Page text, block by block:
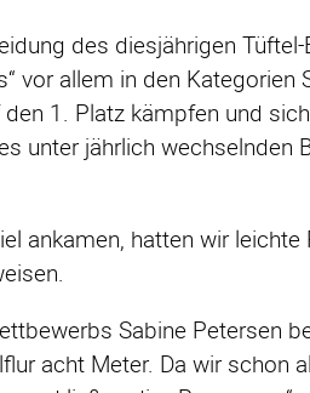
des diesjährigen
vor allem in den
1. Platz kämpfen und
unter jährlich wechselnden
ankamen, hatten wir
Sabine Petersen
acht Meter. Da wir schon